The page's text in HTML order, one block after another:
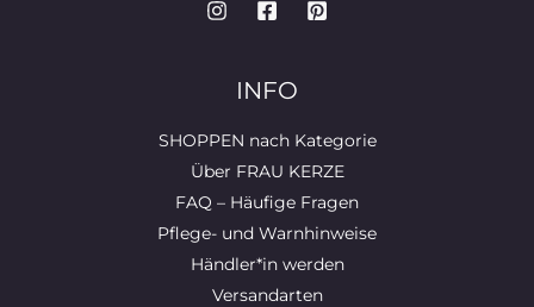
INFO
SHOPPEN nach Kategorie
Über FRAU KERZE
FAQ – Häufige Fragen
Pflege- und Warnhinweise
Händler*in werden
Versandarten